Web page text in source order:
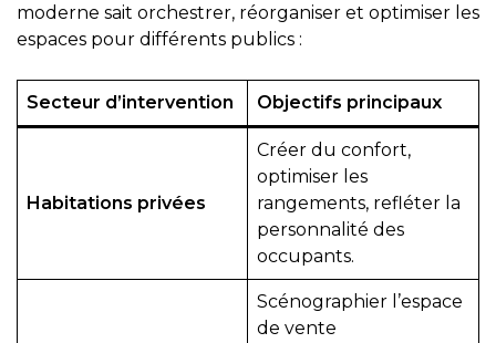
moderne sait orchestrer, réorganiser et optimiser les
espaces pour différents publics :
Secteur d’intervention Objectifs principaux
Habitations privées
Créer du confort,
optimiser les
rangements, refléter la
personnalité des
occupants.
Scénographier l’espace
de vente